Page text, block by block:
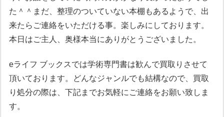
た＾＾まだ、整理のついていない本棚もあるようで、出
来たらご連絡をいただける事。楽しみにしております。
本日はご主人、奥様本当にありがとうございました。
eライフ ブックスでは学術専門書は歓んで買取りさせて
頂いております。どんなジャンルでも結構なので、買取
り処分の際は、下記までお気軽にご連絡をお願い致しま
す。